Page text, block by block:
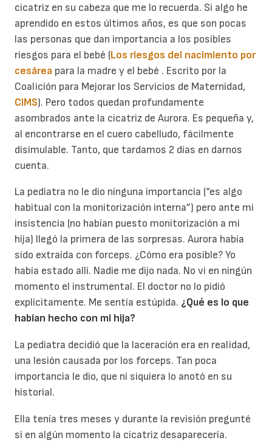
cicatriz en su cabeza que me lo recuerda. Si algo he
aprendido en estos últimos años, es que son pocas
las personas que dan importancia a los posibles
riesgos para el bebé (Los riesgos del nacimiento por
cesárea para la madre y el bebé . Escrito por la
Coalición para Mejorar los Servicios de Maternidad,
CIMS). Pero todos quedan profundamente
asombrados ante la cicatriz de Aurora. Es pequeña y,
al encontrarse en el cuero cabelludo, fácilmente
disimulable. Tanto, que tardamos 2 días en darnos
cuenta.
La pediatra no le dio ninguna importancia (“es algo
habitual con la monitorización interna”) pero ante mi
insistencia (no habían puesto monitorización a mi
hija) llegó la primera de las sorpresas. Aurora había
sido extraída con forceps. ¿Cómo era posible? Yo
había estado allí. Nadie me dijo nada. No vi en ningún
momento el instrumental. El doctor no lo pidió
explícitamente. Me sentía estúpida. ¿Qué es lo que
habían hecho con mi hija?
La pediatra decidió que la laceración era en realidad,
una lesión causada por los forceps. Tan poca
importancia le dio, que ni siquiera lo anotó en su
historial.
Ella tenía tres meses y durante la revisión pregunté
si en algún momento la cicatriz desaparecería.